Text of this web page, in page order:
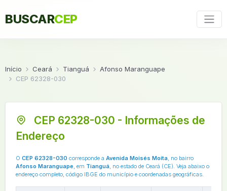
BUSCARCEP
Início Ceará Tianguá
Afonso Maranguape
CEP 62328-030
CEP 62328-030 - Informações de
Endereço
O CEP 62328-030 corresponde a Avenida Moisés Moita, no bairro
Afonso Maranguape, em Tianguá, no estado de Ceará (CE). Veja abaixo o
endereço completo, código IBGE do município e coordenadas geográficas.